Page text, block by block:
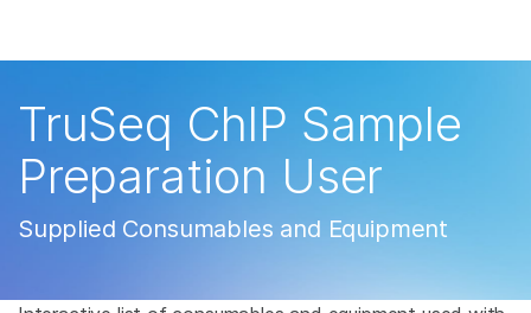
학습
TruSeq ChIP Sample
Preparation User
Supplied Consumables and Equipment
습니다. 주요 관심 분야를 선택해 주세요:
×
미생물학 연구
복합 질환 연구
임상 종양학 연구
생식 보건 연구
구